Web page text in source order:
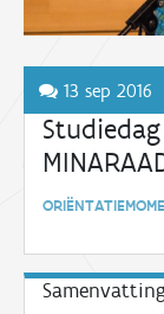
13 sep 2016